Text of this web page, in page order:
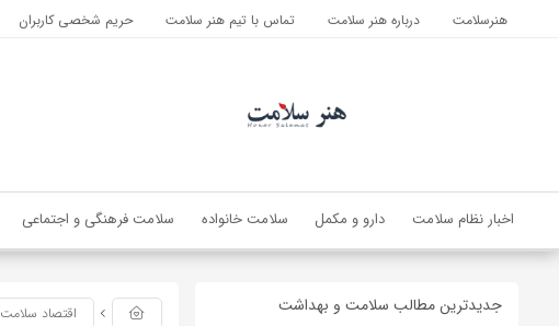
هنرسلامت درباره هنر سلامت تماس با تیم هنر سلامت حریم شخصی کاربران
اخبار نظام سلامت دارو و مکمل سلامت خانواده سلامت فرهنگی و اجتماعی
جدیدترین مطالب سلامت و بهداشت
اقتصاد سلامت